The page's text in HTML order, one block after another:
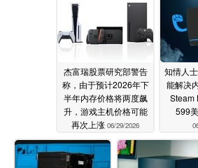
杰富瑞股票研究部警告
称，由于预计2026年下
半年内存价格将两度飙
升，游戏主机价格可能
再次上涨 06/29/2026
知情人
能解决
Steam
599